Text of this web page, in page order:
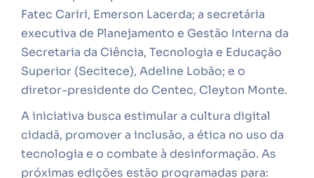
Fatec Cariri, Emerson Lacerda; a secretária
executiva de Planejamento e Gestão Interna da
Secretaria da Ciência, Tecnologia e Educação
Superior (Secitece), Adeline Lobão; e o
diretor-presidente do Centec, Cleyton Monte.
A iniciativa busca estimular a cultura digital
cidadã, promover a inclusão, a ética no uso da
tecnologia e o combate à desinformação. As
próximas edições estão programadas para: